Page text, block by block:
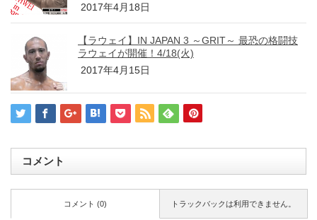
2017年4月18日
【ラウェイ】IN JAPAN 3 ～GRIT～ 最恐の格闘技
ラウェイが開催！4/18(火)
2017年4月15日
コメント
トラックバックは利用できません。
コメント (0)